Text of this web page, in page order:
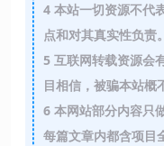
4本站一切资源不代
点和对其真实性负责。
5互联网转载资源会
目相信，被骗本站概
6本网站部分内容只
每篇文章内都含项目